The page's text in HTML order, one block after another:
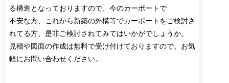
る構造となっておりますので、今のカーポートで
不安な方、これから新築の外構等でカーポートをご検討さ
れてる方、是非ご検討されてみてはいかがでしょうか。
見積や図面の作成は無料で受け付けておりますので、お気
軽にお問い合わせください。